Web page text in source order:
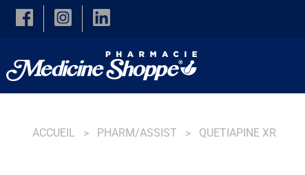
Skip to main content
ACCUEIL PHARM/ASSIST QUETIAPINE XR